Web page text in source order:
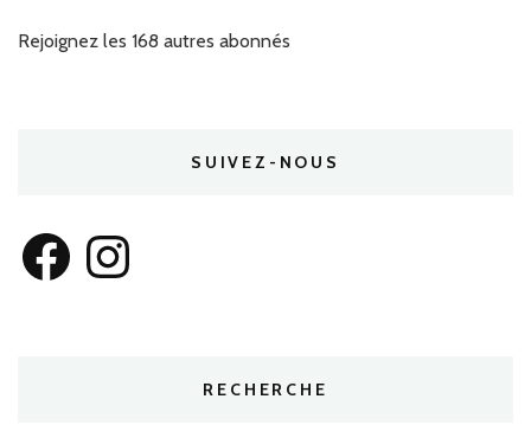
Rejoignez les 168 autres abonnés
SUIVEZ-NOUS
FacebookInstagram
RECHERCHE